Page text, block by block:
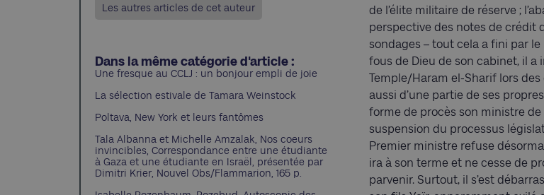
Les autres articles de cet auteur
Dans la même catégorie d'article :
Une fresque au CCLJ : un bonjour empli de joie
La sélection estivale de Tamara Weinstock
Poltava, New York et leurs fantômes
Tala Albanna et Michelle Amzalak, Nos coeurs
invincibles, Correspondance entre une étudiante
à Gaza et une étudiante en Israël, présentée par
Dimitri Krier, Nouvel Obs/Flammarion, 165 p.
de l’élite militaire de réserve ;
perspective des notes de crédit
sondages – tout cela a fini par
fous de Dieu de son cabinet, il a
Temple/Haram el-Sharif lors
aussi d’une partie de ses
forme de procès son ministre de
suspension du processus
Premier ministre refuse
ira à son terme et ne cesse de
parvenir. Surtout, il s’est